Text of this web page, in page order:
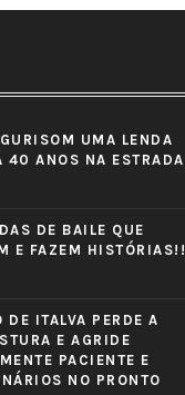
UMA LENDA
40 ANOS NA ESTRADA
DE BAILE QUE
E FAZEM HISTÓRIAS!!
DE ITALVA PERDE A
E AGRIDE
PACIENTE E
NO PRONTO